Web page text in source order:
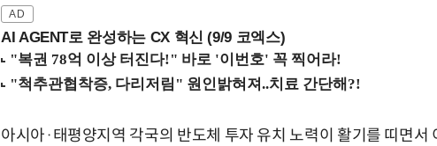
AI AGENT로 완성하는 CX 혁신 (9/9 코엑스)
아시아·태평양지역 각국의 반도체 투자 유치 노력이 활기를 띠면서